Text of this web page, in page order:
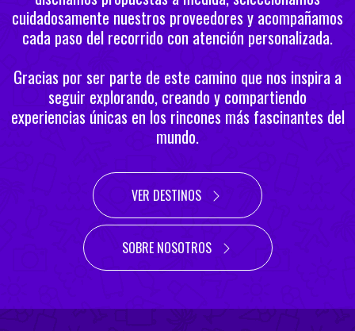
cuidadosamente nuestros proveedores y acompañamos
cada paso del recorrido con atención personalizada.
Gracias por ser parte de este camino que nos inspira a
seguir explorando, creando y compartiendo
experiencias únicas en los rincones más fascinantes del
mundo.
VER DESTINOS
SOBRE NOSOTROS